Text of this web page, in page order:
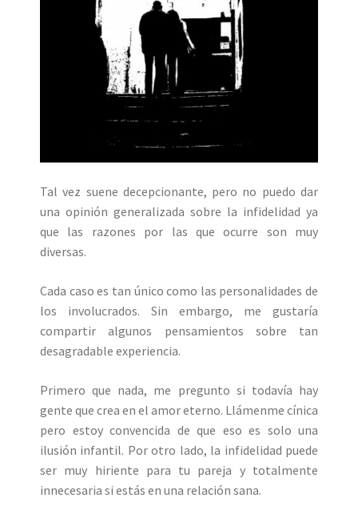
Tal vez suene decepcionante, pero no puedo dar
una opinión generalizada sobre la infidelidad ya
que las razones por las que ocurre son muy
diversas.
Cada caso es tan único como las personalidades de
los involucrados. Sin embargo, me gustaría
compartir algunos pensamientos sobre tan
desagradable experiencia.
Primero que nada, me pregunto si todavía hay
gente que crea en el amor eterno. Llámenme cínica
pero estoy convencida de que eso es solo una
ilusión infantil. Por otro lado, la infidelidad puede
ser muy hiriente para tu pareja y totalmente
innecesaria si estás en una relación sana.